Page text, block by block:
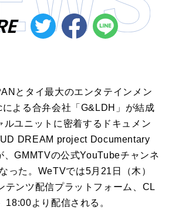
とタイ最大のエンタテインメン
による合弁会社「G&LDH」が結成
ルユニットに密着するドキュメン
DREAM project Documentary
、GMMTVの公式YouTubeチャンネ
った。WeTVでは5月21日（木）
テンツ配信プラットフォーム、CL
18:00より配信される。